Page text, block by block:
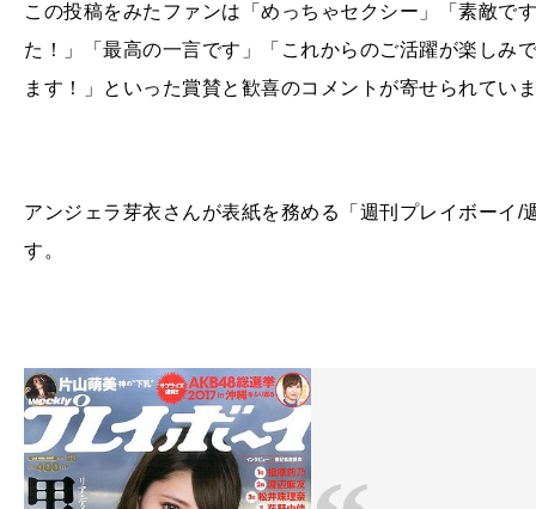
この投稿をみたファンは「めっちゃセクシー」「素敵で
た！」「最高の一言です」「これからのご活躍が楽しみ
ます！」といった賞賛と歓喜のコメントが寄せられてい
アンジェラ芽衣さんが表紙を務める「週刊プレイボーイ
す。